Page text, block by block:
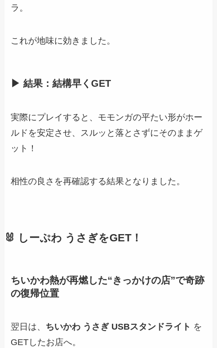
ラ。
これが地味に効きました。
▶ 結果：結構早くGET
実際にプレイすると、モモンガの平たい形がホー
ルドを安定させ、スルッと落とさずにそのままゲ
ット！
相性の良さを再確認する結果となりました。
🐰 しーぷわ うさぎをGET！
ちいかわ熱が再燃した“きっかけの店”で奇跡
の復帰位置
翌日は、 ちいかわ うさぎ USBスタンドライト を
GETしたお店へ。